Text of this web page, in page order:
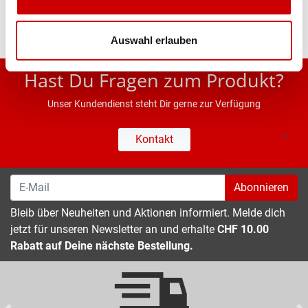
Auswahl erlauben
* UVP des Herstellers; Alle Preisangaben inkl. MwSt.
Hast Du Fragen zum Produkt?
Unser Kundendienst steht Dir gerne zur Verfügung
Kontakt
Abonnieren
Bleib über Neuheiten und Aktionen informiert. Melde dich
jetzt für unseren Newsletter an und erhalte CHF 10.00
Rabatt auf Deine nächste Bestellung.